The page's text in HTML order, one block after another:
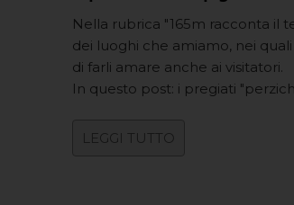
Nella rubrica "165m racconta il
dei luoghi che amiamo, nei
di farli amare anche ai visitatori.
In questo post: i pregiati
LEGGI TUTTO